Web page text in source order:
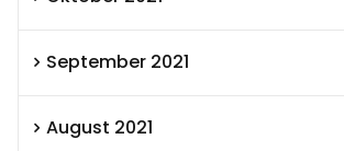
September 2021
August 2021